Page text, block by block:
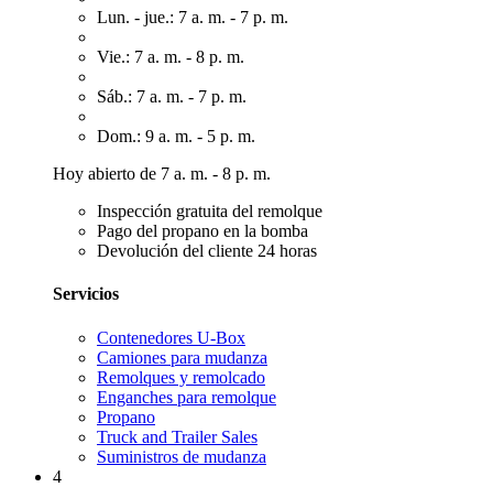
Lun. - jue.: 7 a. m. - 7 p. m.
Vie.: 7 a. m. - 8 p. m.
Sáb.: 7 a. m. - 7 p. m.
Dom.: 9 a. m. - 5 p. m.
Hoy abierto de 7 a. m. - 8 p. m.
Inspección gratuita del remolque
Pago del propano en la bomba
Devolución del cliente 24 horas
Servicios
Contenedores U-Box
Camiones para mudanza
Remolques y remolcado
Enganches para remolque
Propano
Truck and Trailer Sales
Suministros de mudanza
4